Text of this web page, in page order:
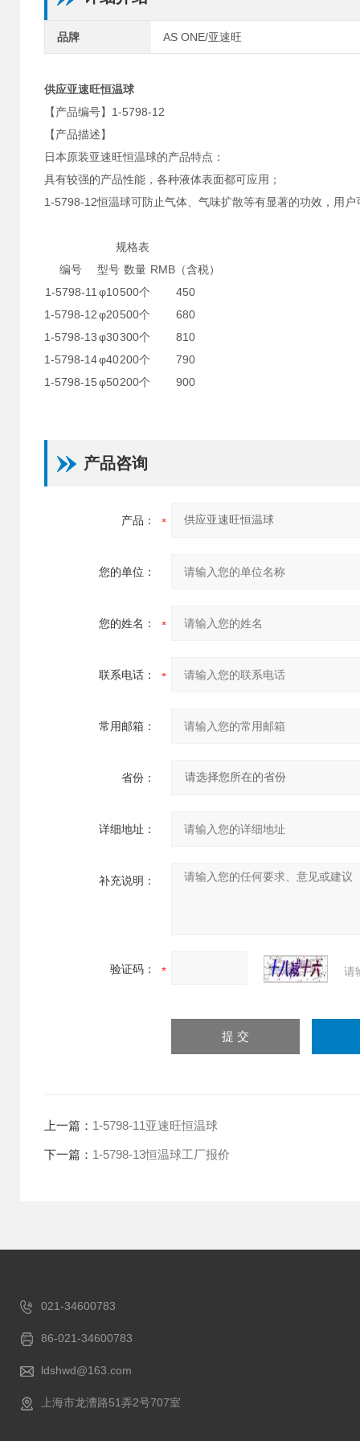
品牌 AS ONE/亚速旺
供应亚速旺恒温球
【产品编号】1-5798-12
【产品描述】
日本原装亚速旺恒温球的产品特点：
具有较强的产品性能，各种液体表面都可应用；
1-5798-12恒温球可防止气体、气味扩散等有显著的功效，用
规格表
编号
型号 数量 RMB（含税）
1-5798-11 φ10500个
450
1-5798-12φ20500个
680
1-5798-13φ30300个
810
1-5798-14φ40200个
790
1-5798-15φ50200个 900
产品咨询
产品：
您的单位：
您的姓名：
联系电话：
常用邮箱：
省份：
详细地址：
补充说明：
验证码： 请
上一篇： 1-5798-11亚速旺恒温球
下一篇： 1-5798-13恒温球工厂报价
021-34600783
86-021-34600783
ldshwd@163.com
上海市龙漕路51弄2号707室